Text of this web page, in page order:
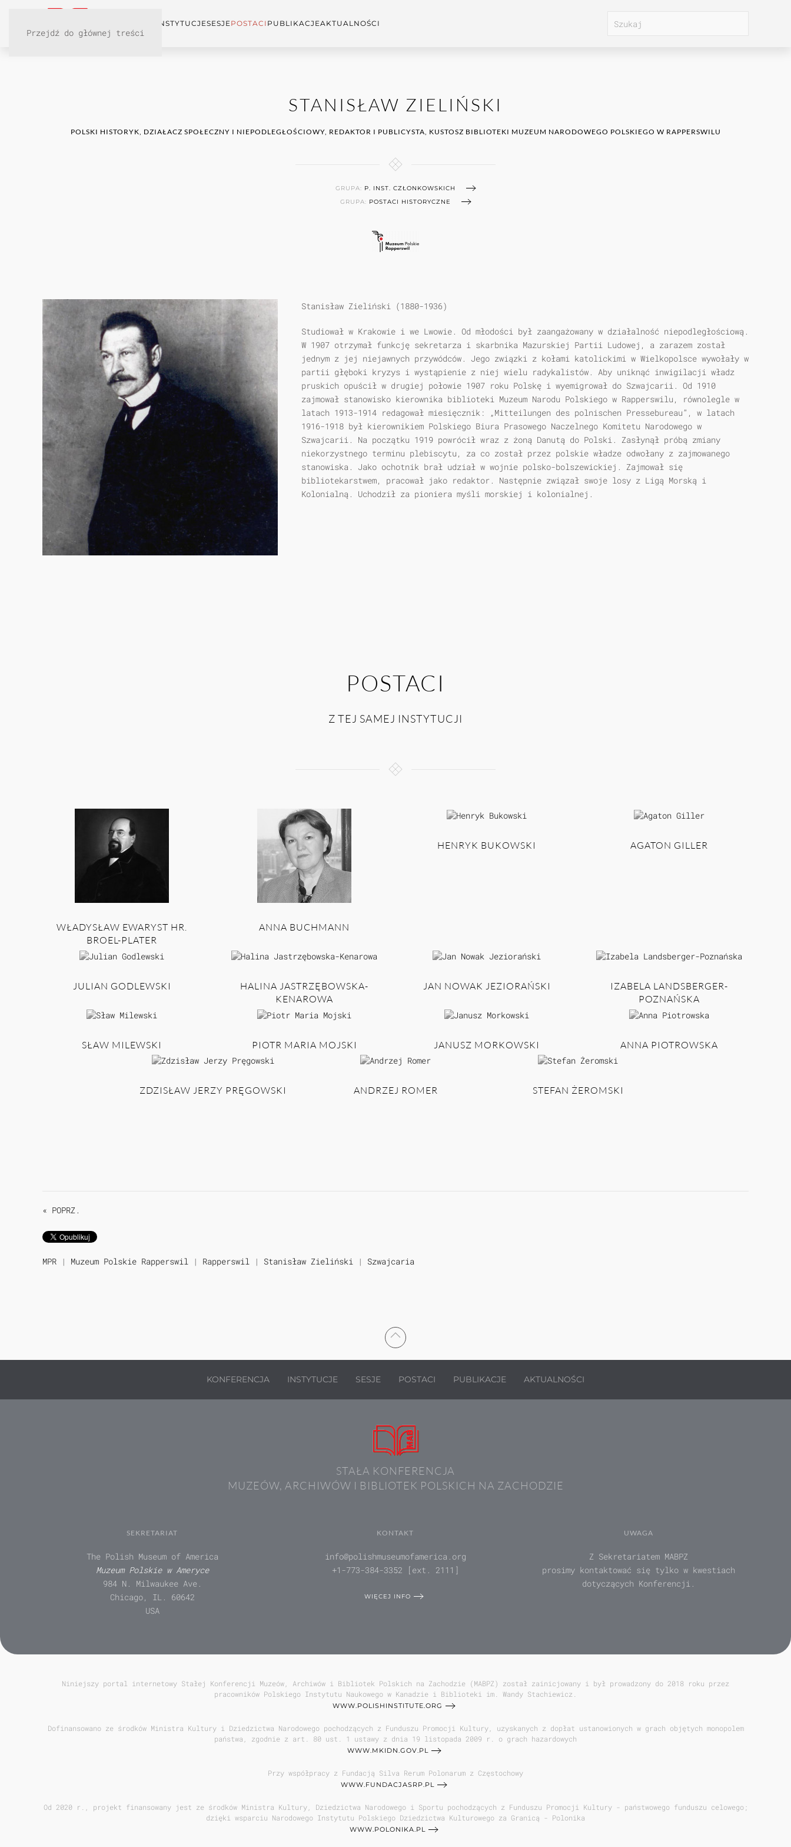
Przejdź do głównej treści
INSTYTUCJESESJEPOSTACI PUBLIKACJEAKTUALNOŚCI
STANISŁAW ZIELIŃSKI
POLSKI HISTORYK, DZIAŁACZ SPOŁECZNY I NIEPODLEGŁOŚCIOWY, REDAKTOR I PUBLICYSTA, KUSTOSZ BIBLIOTEKI MUZEUM NARODOWEGO POLSKIEGO W RAPPERSWILU
GRUPA: P. INST. CZŁONKOWSKICH
GRUPA: POSTACI HISTORYCZNE
Stanisław Zieliński (1880-1936)
Studiował w Krakowie i we Lwowie. Od młodości był zaangażowany w działalność niepodległościową.
W 1907 otrzymał funkcję sekretarza i skarbnika Mazurskiej Partii Ludowej, a zarazem został
jednym z jej niejawnych przywódców. Jego związki z kołami katolickimi w Wielkopolsce wywołały w
partii głęboki kryzys i wystąpienie z niej wielu radykalistów. Aby uniknąć inwigilacji władz
pruskich opuścił w drugiej połowie 1907 roku Polskę i wyemigrował do Szwajcarii. Od 1910
zajmował stanowisko kierownika biblioteki Muzeum Narodu Polskiego w Rapperswilu, równolegle w
latach 1913-1914 redagował miesięcznik: „Mitteilungen des polnischen Pressebureau”, w latach
1916-1918 był kierownikiem Polskiego Biura Prasowego Naczelnego Komitetu Narodowego w
Szwajcarii. Na początku 1919 powrócił wraz z żoną Danutą do Polski. Zasłynął próbą zmiany
niekorzystnego terminu plebiscytu, za co został przez polskie władze odwołany z zajmowanego
stanowiska. Jako ochotnik brał udział w wojnie polsko-bolszewickiej. Zajmował się
bibliotekarstwem, pracował jako redaktor. Następnie związał swoje losy z Ligą Morską i
Kolonialną. Uchodził za pioniera myśli morskiej i kolonialnej.
POSTACI
Z TEJ SAMEJ INSTYTUCJI
WŁADYSŁAW EWARYST HR.
BROEL-PLATER
ANNA BUCHMANN
HENRYK BUKOWSKI AGATON GILLER
JULIAN GODLEWSKI
HALINA JASTRZĘBOWSKA-
KENAROWA
JAN NOWAK JEZIORAŃSKI
IZABELA LANDSBERGER-
POZNAŃSKA
SŁAW MILEWSKI PIOTR MARIA MOJSKI JANUSZ MORKOWSKI ANNA PIOTROWSKA
ZDZISŁAW JERZY PRĘGOWSKI ANDRZEJ ROMER STEFAN ŻEROMSKI
« POPRZ.
MPR | Muzeum Polskie Rapperswil | Rapperswil | Stanisław Zieliński | Szwajcaria
KONFERENCJA INSTYTUCJE SESJE POSTACI PUBLIKACJE AKTUALNOŚCI
STAŁA KONFERENCJA
MUZEÓW, ARCHIWÓW I BIBLIOTEK POLSKICH NA ZACHODZIE
SEKRETARIAT
The Polish Museum of America
Muzeum Polskie w Ameryce
984 N. Milwaukee Ave.
Chicago, IL. 60642
USA
KONTAKT
info@polishmuseumofamerica.org
+1-773-384-3352 [ext. 2111]
WIĘCEJ INFO
UWAGA
Z Sekretariatem MABPZ
prosimy kontaktować się tylko w kwestiach
dotyczących Konferencji.
Niniejszy portal internetowy Stałej Konferencji Muzeów, Archiwów i Bibliotek Polskich na Zachodzie (MABPZ) został zainicjowany i był prowadzony do 2018 roku przez
pracowników Polskiego Instytutu Naukowego w Kanadzie i Biblioteki im. Wandy Stachiewicz.
WWW.POLISHINSTITUTE.ORG
Dofinansowano ze środków Ministra Kultury i Dziedzictwa Narodowego pochodzących z Funduszu Promocji Kultury, uzyskanych z dopłat ustanowionych w grach objętych monopolem
państwa, zgodnie z art. 80 ust. 1 ustawy z dnia 19 listopada 2009 r. o grach hazardowych
WWW.MKIDN.GOV.PL
Przy współpracy z Fundacją Silva Rerum Polonarum z Częstochowy
WWW.FUNDACJASRP.PL
Od 2020 r., projekt finansowany jest ze środków Ministra Kultury, Dziedzictwa Narodowego i Sportu pochodzących z Funduszu Promocji Kultury - państwowego funduszu celowego;
dzięki wsparciu Narodowego Instytutu Polskiego Dziedzictwa Kulturowego za Granicą - Polonika
WWW.POLONIKA.PL